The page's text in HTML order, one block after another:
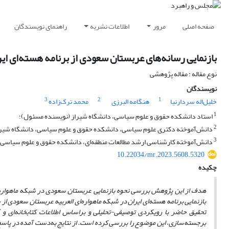
صفحه اصلی مرور اطلاعات نشریه راهنمای نویسندگان
بازنمایی رسانه‌های عربستان سعودی از برنامه هسته‌ای ایران:
نوع مقاله : مقاله پژوهشی
نویسندگان
خلیل‌اله سردارنیا
1 هنگامه البرزی 2 محمد ترک‌زاده3
1استاد دانشکده حقوق و علوم سیاسی، دانشگاه شیراز (نویسنده مسئول)؛
2دانش‌آموخته دکتری علوم سیاسی، دانشکده حقوق و علوم سیاسی، دانشگاه
3دانش‌آموخته کارشناسی ارشد مطالعات منطقه‌ای، دانشکده حقوق و علوم
10.22034/mr.2023.5608.5320
چکیده
هدف از این پژوهش بررسی نحوه بازنمایی عربستان سعودی در شبکه
بازنمایی برنامه هستهای ایران در شبکه ماهوارهای العربیه عربستان سعودی
تحقیق حاضر با رویکردی توصیفی-تحلیلی و براساس اطلاعات کتابخانهای و
برجستهسازی، این موضوع را بررسی کرده است. از نتایج بهدست آمده در